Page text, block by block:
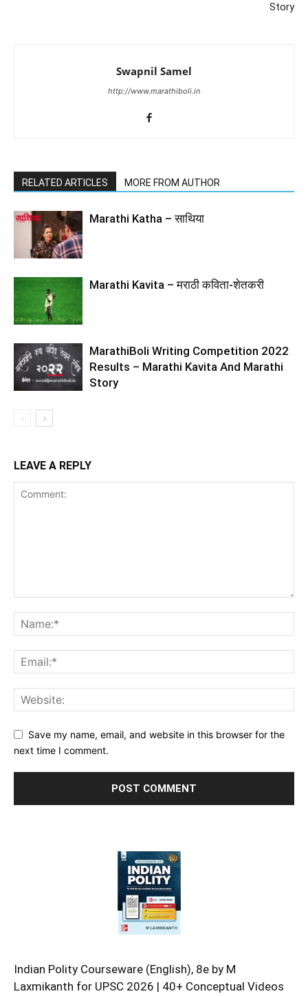
Story
Swapnil Samel
http://www.marathiboli.in
RELATED ARTICLES MORE FROM AUTHOR
Marathi Katha – साथिया
Marathi Kavita – मराठी कविता-शेतकरी
MarathiBoli Writing Competition 2022
Results – Marathi Kavita And Marathi
Story
LEAVE A REPLY
Save my name, email, and website in this browser for the
next time I comment.
Indian Polity Courseware (English), 8e by M
Laxmikanth for UPSC 2026 | 40+ Conceptual Videos